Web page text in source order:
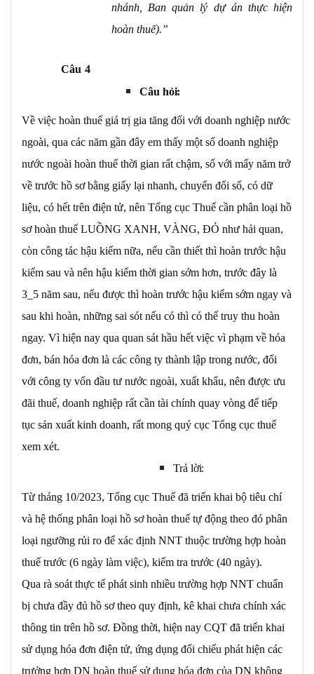
nhánh, Ban quản lý dự án thực hiện
hoàn thuế).”
Câu 4
Câuhỏi:
Về việc hoàn thuế giá trị gia tăng đối với doanh nghiệp nước
ngoài, qua các năm gần đây em thấy một số doanh nghiệp
nước ngoài hoàn thuế thời gian rất chậm, số với mấy năm trở
về trước hồ sơ bằng giấy lại nhanh, chuyển đổi số, có dữ
liệu, có hết trên điện tử, nên Tổng cục Thuế cần phân loại hồ
sơ hoàn thuế LUỒNG XANH, VÀNG, ĐỎ như hải quan,
còn công tác hậu kiểm nữa, nếu cần thiết thì hoàn trước hậu
kiểm sau và nên hậu kiểm thời gian sớm hơn, trước đây là
3_5 năm sau, nếu được thì hoàn trước hậu kiểm sớm ngay và
sau khi hoàn, những sai sót nếu có thì có thể truy thu hoàn
ngay. Vì hiện nay qua quan sát hầu hết việc vì phạm về hóa
đơn, bán hóa đơn là các công ty thành lập trong nước, đối
với công ty vốn đầu tư nước ngoài, xuất khẩu, nên được ưu
đãi thuế, doanh nghiệp rất cần tài chính quay vòng để tiếp
tục sản xuất kinh doanh, rất mong quý cục Tổng cục thuế
xem xét.
Trảlời:
Từ tháng 10/2023, Tổng cục Thuế đã triển khai bộ tiêu chí
và hệ thống phân loại hồ sơ hoàn thuế tự động theo đó phân
loại ngưỡng rủi ro để xác định NNT thuộc trường hợp hoàn
thuế trước (6 ngày làm việc), kiểm tra trước (40 ngày).
Qua rà soát thực tế phát sinh nhiều trường hợp NNT chuẩn
bị chưa đầy đủ hồ sơ theo quy định, kê khai chưa chính xác
thông tin trên hồ sơ. Đồng thời, hiện nay CQT đã triển khai
sử dụng hóa đơn điện tử, ứng dụng đối chiếu phát hiện các
trưởng hợp DN hoàn thuế sử dụng hóa đơn của DN không